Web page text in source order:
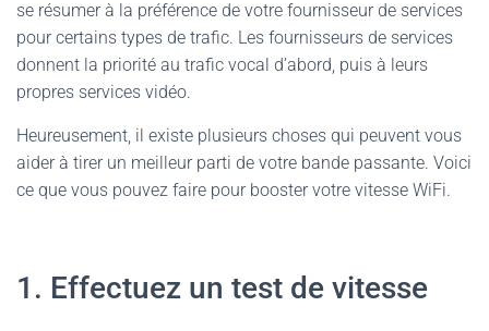
se résumer à la préférence de votre fournisseur de services
pour certains types de trafic. Les fournisseurs de services
donnent la priorité au trafic vocal d’abord, puis à leurs
propres services vidéo.
Heureusement, il existe plusieurs choses qui peuvent vous
aider à tirer un meilleur parti de votre bande passante. Voici
ce que vous pouvez faire pour booster votre vitesse WiFi.
1. Effectuez un test de vitesse